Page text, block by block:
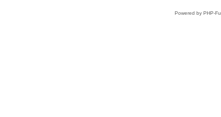
Powered by PHP-